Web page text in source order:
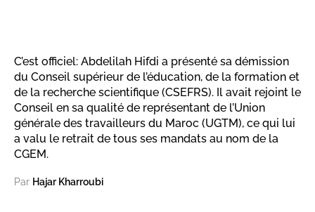
C’est officiel: Abdelilah Hifdi a présenté sa démission
du Conseil supérieur de l’éducation, de la formation et
de la recherche scientifique (CSEFRS). Il avait rejoint le
Conseil en sa qualité de représentant de l’Union
générale des travailleurs du Maroc (UGTM), ce qui lui
a valu le retrait de tous ses mandats au nom de la
CGEM.
Par Hajar Kharroubi